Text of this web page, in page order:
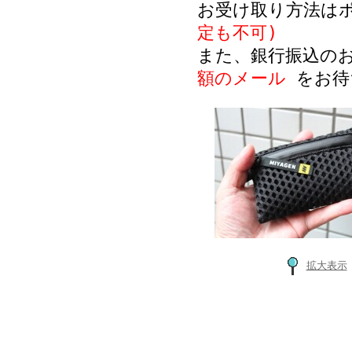
お受け取り方法は
定も不可)
また、銀行振込の
額のメール をお
拡大表示